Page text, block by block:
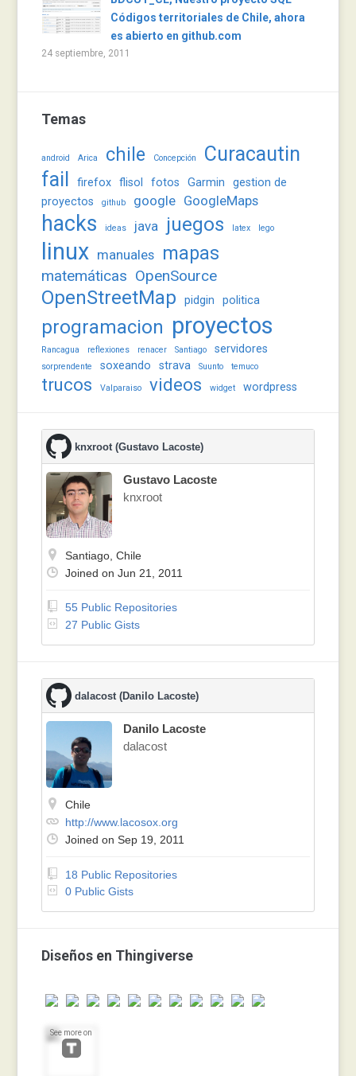
Códigos territoriales de Chile, ahora
es abierto en github.com
24 septiembre, 2011
Temas
android Arica chile Concepción
Curacautin
fail
firefox flisol fotos Garmin
gestion de
proyectos
github google GoogleMaps
hacks ideas java juegos latex lego
linux manuales mapas
matemáticas OpenSource
OpenStreetMap pidgin politica
programacion proyectos
Rancagua reflexiones renacer Santiago servidores
sorprendente soxeando strava Suunto temuco
trucos Valparaiso videos widget wordpress
knxroot (Gustavo Lacoste)
Gustavo Lacoste
knxroot
Santiago, Chile
Joined on Jun 21, 2011
55 Public Repositories
27 Public Gists
dalacost (Danilo Lacoste)
Danilo Lacoste
dalacost
Chile
http://www.lacosox.org
Joined on Sep 19, 2011
18 Public Repositories
0 Public Gists
Diseños en Thingiverse
See more on